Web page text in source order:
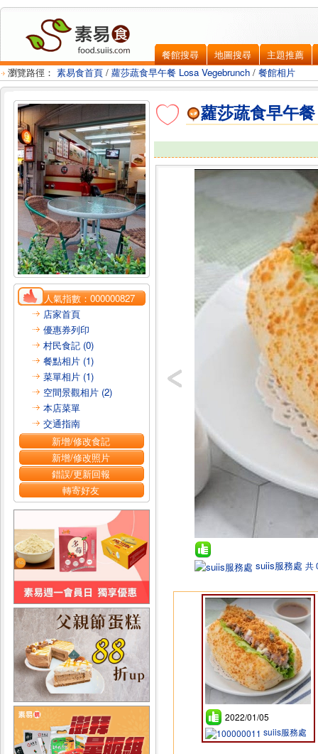
餐館搜尋 地圖搜尋
主題推薦
瀏覽路徑： 素易食首頁 / 蘿莎蔬食早午餐 Losa Vegebrunch / 餐館相片
人氣指數：000000827
店家首頁
優惠券列印
村民食記 (0)
餐點相片 (1)
菜單相片 (1)
空間景觀相片 (2)
本店菜單
交通指南
新增/修改食記
新增/修改照片
錯誤/更新回報
轉寄好友
蘿莎蔬食早午
suiis服務處 共
2022/01/05
suiis服務處